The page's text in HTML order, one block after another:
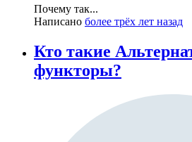
Почему так...
Написано более трёх лет назад
Кто такие
функторы?